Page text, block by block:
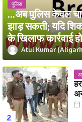
पुलिस
...अब पुलिस केवल
झाड़ सकती; यदि
के खिलाफ कार्रवाई
Atul Kumar